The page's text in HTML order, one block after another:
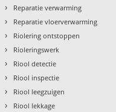
› Reparatie verwarming
› Reparatie vloerverwarming
› Riolering ontstoppen
› Rioleringswerk
› Riool detectie
› Riool inspectie
› Riool leegzuigen
› Riool lekkage